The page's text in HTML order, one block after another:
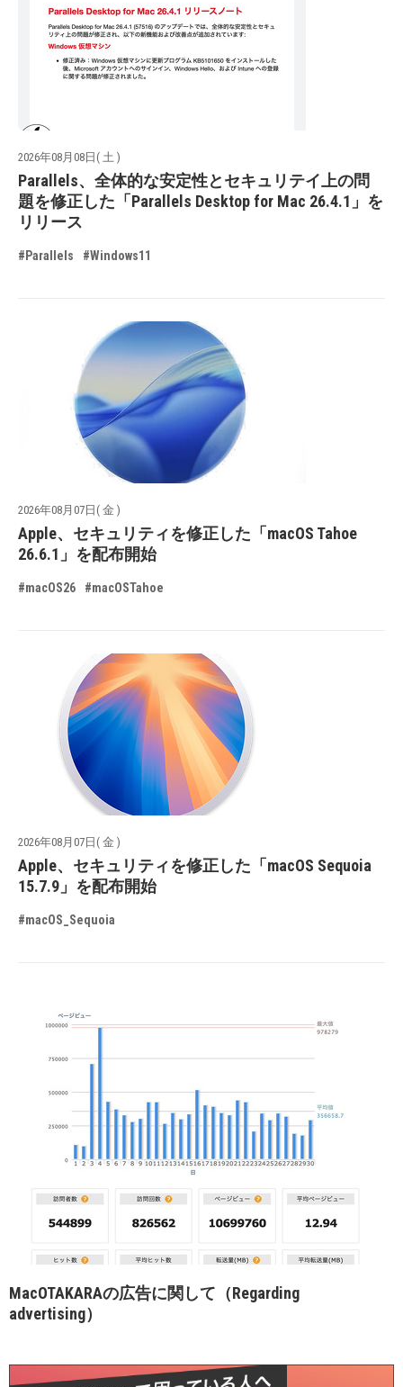
2026年08月08日( 土 )
Parallels、全体的な安定性とセキュリテイ上の問
題を修正した「Parallels Desktop for Mac 26.4.1」を
リリース
#Parallels #Windows11
2026年08月07日( 金 )
Apple、セキュリティを修正した「macOS Tahoe
26.6.1」を配布開始
#macOS26 #macOSTahoe
2026年08月07日( 金 )
Apple、セキュリティを修正した「macOS Sequoia
15.7.9」を配布開始
#macOS_Sequoia
MacOTAKARAの広告に関して（Regarding
advertising）